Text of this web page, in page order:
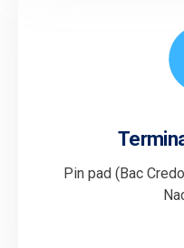
Pin pad (Bac